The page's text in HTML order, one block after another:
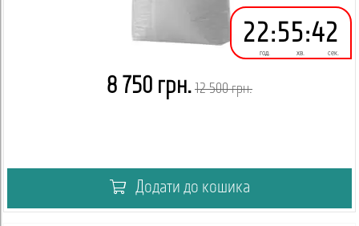
22
год.
:55
хв.
:41
сек.
8 750 грн. 12 500 грн.
Додати до кошика